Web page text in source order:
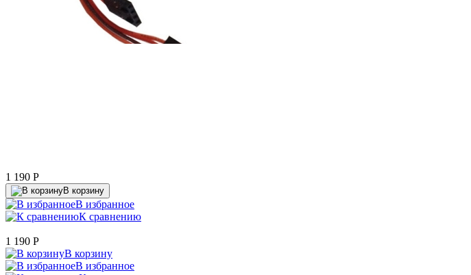
1 190 P
В корзину
В избранное
К сравнению
1 190 P
В корзину
В избранное